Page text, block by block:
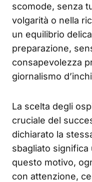
scomode, senza
volgarità o nella
un equilibrio
preparazione,
consapevolezza
giornalismo
La scelta degli
cruciale del
dichiarato la
sbagliato significa
questo motivo,
con attenzione,